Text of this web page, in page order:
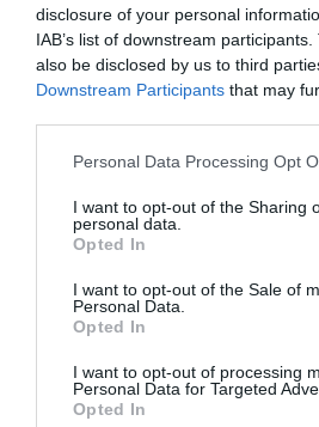
disclosure of your personal
IAB’s list of downstream
also be disclosed by us to third
Downstream Participants that may
Personal Data Processing Opt
I want to opt-out of the Sharing
personal data.
Opted In
I want to opt-out of the Sale of
Personal Data.
Opted In
I want to opt-out of processing
Personal Data for Targeted
Opted In
Wiosenny i jesienny redyk,
czas, kiedy powstają
odwiedzić bacówkę, by
długo pozostaje w pamięci.
Moskole, hałuski i inne
Kuchnia podhalańska to
placków z gotowanych
blasze, podawanych z masłem
ciekawym daniem są hałuski,
ziemniaczane, często